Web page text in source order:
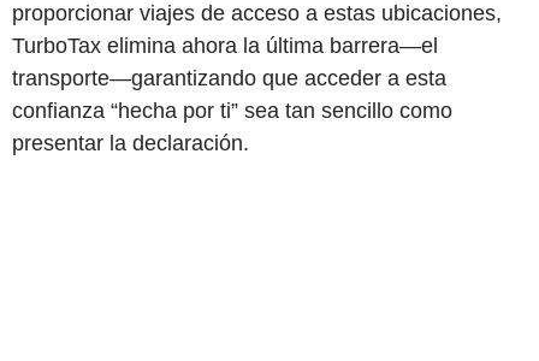
proporcionar viajes de acceso a estas ubicaciones,
TurboTax elimina ahora la última barrera—el
transporte—garantizando que acceder a esta
confianza “hecha por ti” sea tan sencillo como
presentar la declaración.